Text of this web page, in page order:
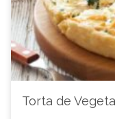
Torta de